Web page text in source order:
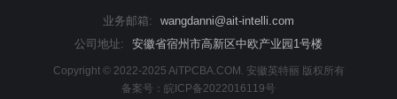
业务邮箱:
wangdanni@ait-intelli.com
公司地址:
安徽省宿州市高新区中欧产业园1号楼
Copyright © 2022-2025 AiTPCBA.COM. 安徽英特丽 版权所有
备案号： 皖ICP备2022016119号